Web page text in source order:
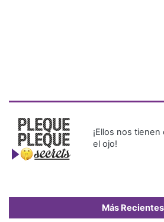
¡Ellos nos
el ojo!
Más Recientes